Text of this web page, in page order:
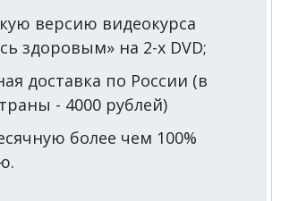
версию видеокурса
здоровым» на 2-х DVD;
доставка по России (в
- 4000 рублей)
более чем 100%